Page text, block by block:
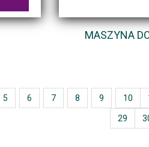
MASZYNA
5 6 7 8 9 10
29